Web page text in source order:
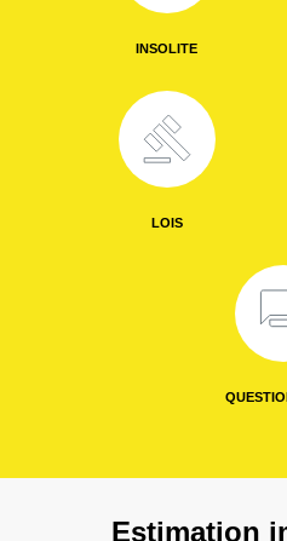
INSOLITE
LOIS
Estimation